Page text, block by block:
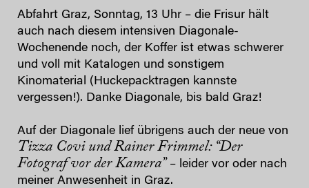
Abfahrt Graz, Sonntag, 13 Uhr – die Frisur hält
auch nach diesem intensiven Diagonale-
Wochenende noch, der Koffer ist etwas schwerer
und voll mit Katalogen und sonstigem
Kinomaterial (Huckepacktragen kannste
vergessen!). Danke Diagonale, bis bald Graz!
Auf der Diagonale lief übrigens auch der neue von
Tizza Covi und Rainer Frimmel: “Der
Fotograf vor der Kamera” – leider vor oder nach
meiner Anwesenheit in Graz.